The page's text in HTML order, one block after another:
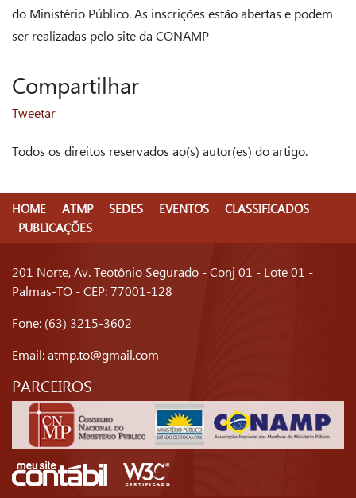
do Ministério Público. As inscrições estão abertas e podem
ser realizadas pelo site da CONAMP
Compartilhar
Tweetar
Todos os direitos reservados ao(s) autor(es) do artigo.
HOME ATMP SEDES EVENTOS
CLASSIFICADOS
PUBLICAÇÕES
201 Norte, Av. Teotônio Segurado - Conj 01 - Lote 01 -
Palmas-TO - CEP: 77001-128
Fone: (63) 3215-3602
Email:atmp.to@gmail.com
PARCEIROS